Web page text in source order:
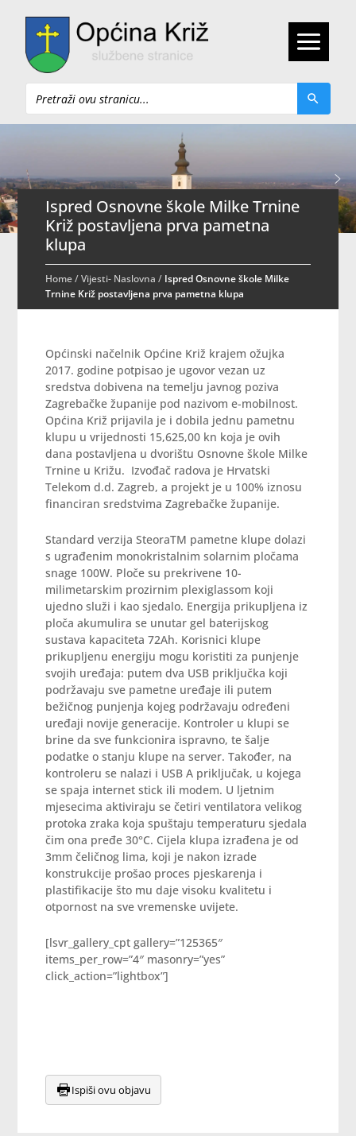
Pretraži
Ispred Osnovne škole Milke Trnine
Križ postavljena prva pametna
klupa
Home/Vijesti- Naslovna / Ispred Osnovne škole Milke
Trnine Križ postavljena prva pametna klupa
Općinski načelnik Općine Križ krajem ožujka
2017. godine potpisao je ugovor vezan uz
sredstva dobivena na temelju javnog poziva
Zagrebačke županije pod nazivom e-mobilnost.
Općina Križ prijavila je i dobila jednu pametnu
klupu u vrijednosti 15,625,00 kn koja je ovih
dana postavljena u dvorištu Osnovne škole Milke
Trnine u Križu. Izvođač radova je Hrvatski
Telekom d.d. Zagreb, a projekt je u 100% iznosu
financiran sredstvima Zagrebačke županije.
Standard verzija SteoraTM pametne klupe dolazi
s ugrađenim monokristalnim solarnim pločama
snage 100W. Ploče su prekrivene 10-
milimetarskim prozirnim plexiglassom koji
ujedno služi i kao sjedalo. Energija prikupljena iz
ploča akumulira se unutar gel baterijskog
sustava kapaciteta 72Ah. Korisnici klupe
prikupljenu energiju mogu koristiti za punjenje
svojih uređaja: putem dva USB priključka koji
podržavaju sve pametne uređaje ili putem
bežičnog punjenja kojeg podržavaju određeni
uređaji novije generacije. Kontroler u klupi se
brine da sve funkcionira ispravno, te šalje
podatke o stanju klupe na server. Također, na
kontroleru se nalazi i USB A priključak, u kojega
se spaja internet stick ili modem. U ljetnim
mjesecima aktiviraju se četiri ventilatora velikog
protoka zraka koja spuštaju temperaturu sjedala
čim ona pređe 30°C. Cijela klupa izrađena je od
3mm čeličnog lima, koji je nakon izrade
konstrukcije prošao proces pjeskarenja i
plastifikacije što mu daje visoku kvalitetu i
otpornost na sve vremenske uvijete.
[lsvr_gallery_cpt gallery=”125365″
items_per_row=”4″ masonry=”yes”
click_action=”lightbox”]
Ispiši ovu objavu